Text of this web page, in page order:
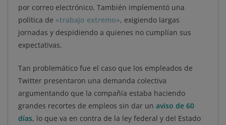
por correo electrónico. También implementó una
política de «trabajo extremo», exigiendo largas
jornadas y despidiendo a quienes no cumplían sus
expectativas.
Tan problemático fue el caso que los empleados de
Twitter presentaron una demanda colectiva
argumentando que la compañía estaba haciendo
grandes recortes de empleos sin dar un aviso de 60
días, lo que va en contra de la ley federal y del Estado